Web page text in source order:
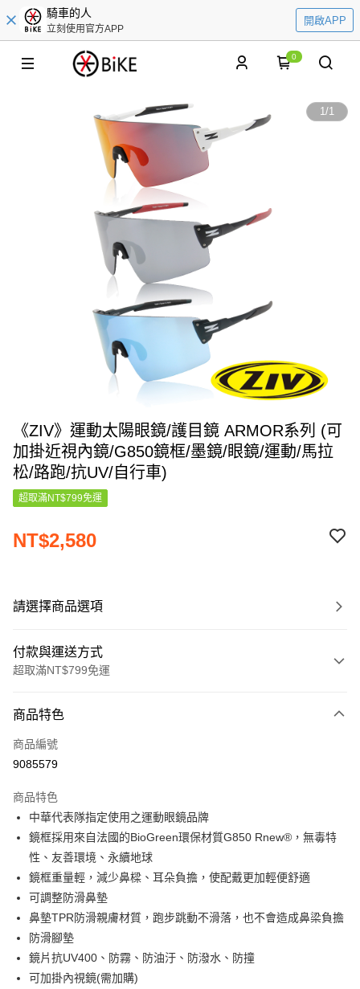
騎車的人
立刻使用官方APP
開啟APP
0
1/1
《ZIV》運動太陽眼鏡/護目鏡 ARMOR系列 (可
加掛近視內鏡/G850鏡框/墨鏡/眼鏡/運動/馬拉
松/路跑/抗UV/自行車)
超取滿NT$799免運
NT$2,580
請選擇商品選項
付款與運送方式
超取滿NT$799免運
信用卡一次付款
信用卡分期付款
合作金庫商業銀行
華南商業銀行
彰化商業銀行
上海商業儲蓄銀行
台北富邦商業銀行
國泰世華商業銀行
臺灣中小企業銀行
台中商業銀行
匯豐（台灣）商業銀行
聯邦商業銀行
元大商業銀行
永豐商業銀行
玉山商業銀行
台新國際商業銀行
中國信託商業銀行
台灣樂天信用卡公司
6 期 0 利率 每期
華南商業銀行
彰化商業銀行
上海商業儲蓄銀行
國泰世華商業銀行
兆豐國際商業銀行
臺灣中小企業銀行
匯豐（台灣）商業銀行
華泰商業銀行
聯邦商業銀行
元大商業銀行
玉山商業銀行
星展（台灣）商業銀行
台新國際商業銀行
LINE Pay
Apple Pay
街口支付
悠遊付
Google Pay
ATM付款
商品特色
商品編號
9085579
商品特色
中華代表隊指定使用之運動眼鏡品牌
鏡框採用來自法國的BioGreen環保材質G850 Rnew®，無毒特
性、友善環境、永續地球
鏡框重量輕，減少鼻樑、耳朵負擔，使配戴更加輕便舒適
可調整防滑鼻墊
鼻墊TPR防滑親膚材質，跑步跳動不滑落，也不會造成鼻梁負擔
防滑腳墊
鏡片抗UV400、防霧、防油汙、防潑水、防撞
可加掛內視鏡(需加購)